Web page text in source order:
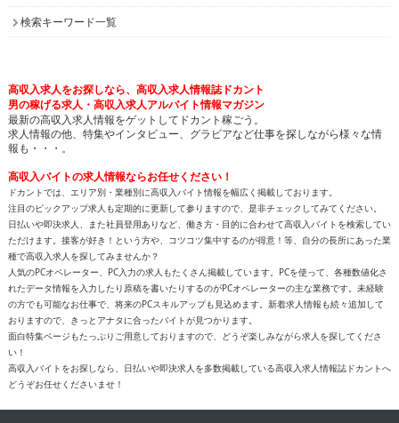
検索キーワード一覧
高収入求人をお探しなら、高収入求人情報誌ドカント
男の稼げる求人・高収入求人アルバイト情報マガジン
最新の高収入求人情報をゲットしてドカント稼ごう。
求人情報の他、特集やインタビュー、グラビアなど仕事を探しながら様々な情
報も・・・。
高収入バイトの求人情報ならお任せください！
ドカントでは、エリア別・業種別に高収入バイト情報を幅広く掲載しております。
注目のピックアップ求人も定期的に更新して参りますので、是非チェックしてみてください。
日払いや即決求人、また社員登用ありなど、働き方・目的に合わせて高収入バイトを検索してい
ただけます。接客が好き！という方や、コツコツ集中するのが得意！等、自分の長所にあった業
種で高収入求人を探してみませんか？
人気のPCオペレーター、PC入力の求人もたくさん掲載しています。PCを使って、各種数値化さ
れたデータ情報を入力したり原稿を書いたりするのがPCオペレーターの主な業務です。未経験
の方でも可能なお仕事で、将来のPCスキルアップも見込めます。新着求人情報も続々追加して
おりますので、きっとアナタに合ったバイトが見つかります。
面白特集ページもたっぷりご用意しておりますので、どうぞ楽しみながら求人を探してくださ
い！
高収入バイトをお探しなら、日払いや即決求人を多数掲載している高収入求人情報誌ドカントへ
どうぞお任せくださいませ！